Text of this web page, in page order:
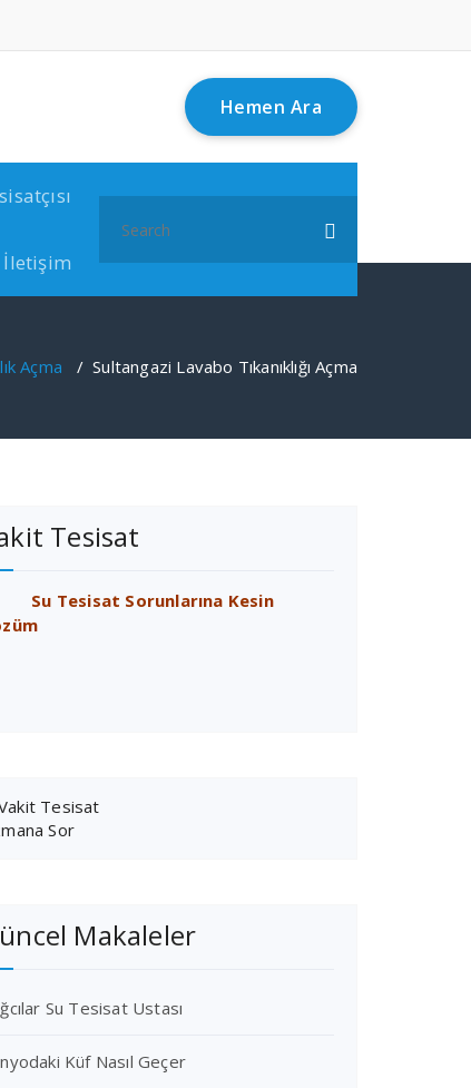
Hemen Ara
İletişim
for:
Açma /Sultangazi Lavabo Tıkanıklığı Açma
Tesisat
Tesisat Sorunlarına Kesin
Makaleler
Su Tesisat Ustası
Küf Nasıl Geçer